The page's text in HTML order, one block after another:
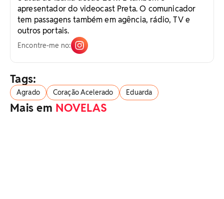
apresentador do videocast Preta. O comunicador
tem passagens também em agência, rádio, TV e
outros portais.
Encontre-me no:
Tags:
Agrado Coração Acelerado Eduarda
Mais em NOVELAS